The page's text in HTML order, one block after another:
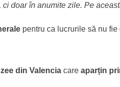
doar în anumite zile. Pe
pentru ca lucrurile să nu fie
din Valencia care aparțin